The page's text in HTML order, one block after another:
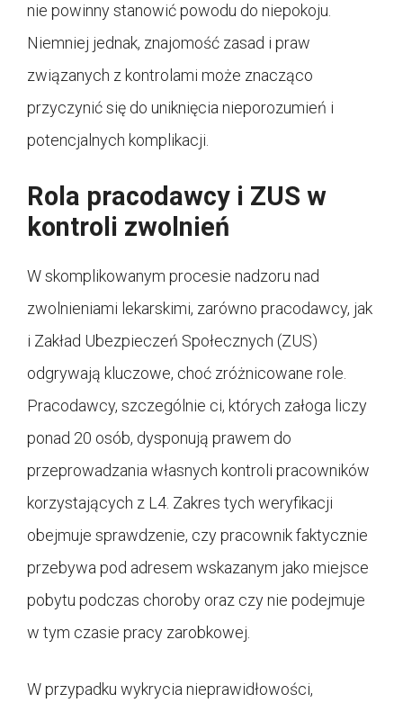
nie powinny stanowić powodu do niepokoju.
Niemniej jednak, znajomość zasad i praw
związanych z kontrolami może znacząco
przyczynić się do uniknięcia nieporozumień i
potencjalnych komplikacji.
Rola pracodawcy i ZUS w
kontroli zwolnień
W skomplikowanym procesie nadzoru nad
zwolnieniami lekarskimi, zarówno pracodawcy, jak
i Zakład Ubezpieczeń Społecznych (ZUS)
odgrywają kluczowe, choć zróżnicowane role.
Pracodawcy, szczególnie ci, których załoga liczy
ponad 20 osób, dysponują prawem do
przeprowadzania własnych kontroli pracowników
korzystających z L4. Zakres tych weryfikacji
obejmuje sprawdzenie, czy pracownik faktycznie
przebywa pod adresem wskazanym jako miejsce
pobytu podczas choroby oraz czy nie podejmuje
w tym czasie pracy zarobkowej.
W przypadku wykrycia nieprawidłowości,